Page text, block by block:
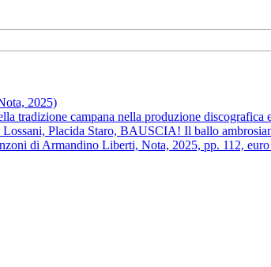
2025)
tradizione campana nella produzione discografica
Placida Staro, BAUSCIA! Il ballo
di Armandino Liberti, Nota, 2025, pp. 112,